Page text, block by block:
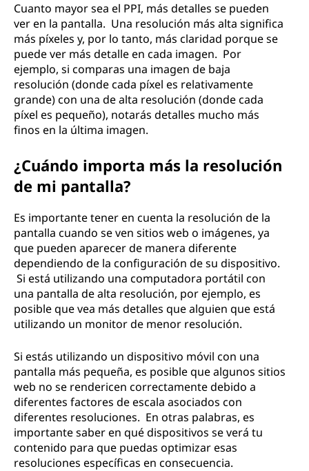
Cuanto mayor sea el PPI, más detalles se pueden
ver en la pantalla. Una resolución más alta significa
más píxeles y, por lo tanto, más claridad porque se
puede ver más detalle en cada imagen. Por
ejemplo, si comparas una imagen de baja
resolución (donde cada píxel es relativamente
grande) con una de alta resolución (donde cada
píxel es pequeño), notarás detalles mucho más
finos en la última imagen.
¿Cuándo importa más la resolución
de mi pantalla?
Es importante tener en cuenta la resolución de la
pantalla cuando se ven sitios web o imágenes, ya
que pueden aparecer de manera diferente
dependiendo de la configuración de su dispositivo.
Si está utilizando una computadora portátil con
una pantalla de alta resolución, por ejemplo, es
posible que vea más detalles que alguien que está
utilizando un monitor de menor resolución.
Si estás utilizando un dispositivo móvil con una
pantalla más pequeña, es posible que algunos sitios
web no se rendericen correctamente debido a
diferentes factores de escala asociados con
diferentes resoluciones. En otras palabras, es
importante saber en qué dispositivos se verá tu
contenido para que puedas optimizar esas
resoluciones específicas en consecuencia.